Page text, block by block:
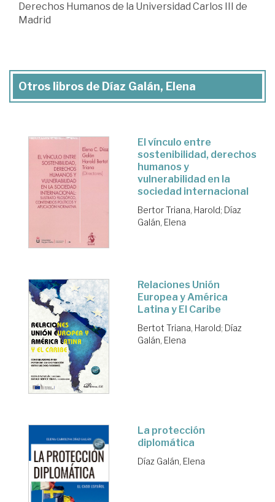
Derechos Humanos de la Universidad Carlos III de
Madrid
Otros libros de Díaz Galán, Elena
El vínculo entre
sostenibilidad, derechos
humanos y
vulnerabilidad en la
sociedad internacional
Bertor Triana, Harold; Díaz
Galán, Elena
Relaciones Unión
Europea y América
Latina y El Caribe
Bertot Triana, Harold; Díaz
Galán, Elena
La protección
diplomática
Díaz Galán, Elena